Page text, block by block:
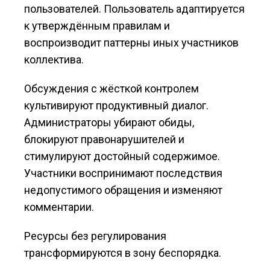
пользователей. Пользователь адаптируется
к утверждённым правилам и
воспроизводит паттерны иных участников
коллектива.
Обсуждения с жёсткой контролем
культивируют продуктивный диалог.
Администраторы убирают обиды,
блокируют правонарушителей и
стимулируют достойный содержимое.
Участники воспринимают последствия
недопустимого обращения и изменяют
комментарии.
Ресурсы без регулирования
трансформируются в зону беспорядка.